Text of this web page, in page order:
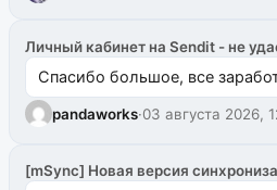
Личный кабинет на Sendit - не
Спасибо большое, все
pandaworks·03 августа 2026,
[mSync] Новая версия